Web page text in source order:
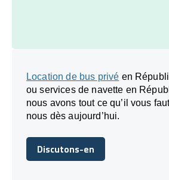
Location de bus privé en
ou services de navette en
nous avons tout ce qu’il vous
nous dès aujourd’hui.
Discutons-en
Discutons-en